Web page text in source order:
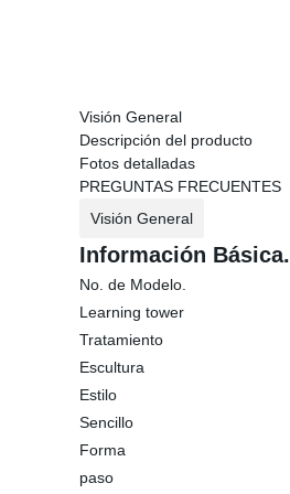
Visión General
Descripción del producto
Fotos detalladas
PREGUNTAS FRECUENTES
Visión General
Información Básica.
No. de Modelo.
Learning tower
Tratamiento
Escultura
Estilo
Sencillo
Forma
paso